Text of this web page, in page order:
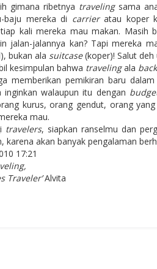
gimana ribetnya travelingsama
baju mereka di carrieratau koper
kali mereka mau makan. Masih
jalan-jalannya kan? Tapi mereka
bukan ala suitcase(koper)! Salut
kesimpulan bahwa travelingala
memberikan pemikiran baru
walaupun itu dengan
kurus, orang gendut, orang
mau.
travelers, siapkan ranselmu dan
karena akan banyak pengalaman
17:21
Traveler’Alvita